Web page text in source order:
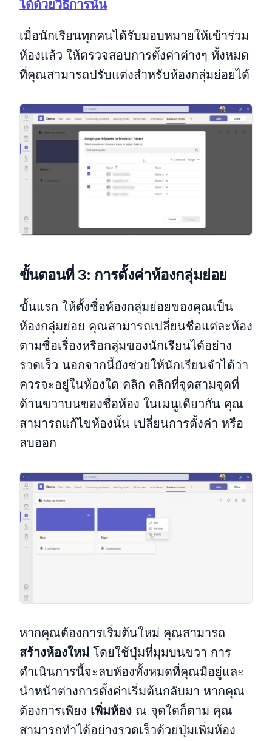
ได้ด้วยวิธีการนั้น
เมื่อนักเรียนทุกคนได้รับมอบหมายให้เข้าร่วม
ห้องแล้ว ให้ตรวจสอบการตั้งค่าต่างๆ ทั้งหมด
ที่คุณสามารถปรับแต่งสำหรับห้องกลุ่มย่อยได้
ขั้นตอนที่ 3: การตั้งค่าห้องกลุ่มย่อย
ขั้นแรก ให้ตั้งชื่อห้องกลุ่มย่อยของคุณเป็น
ห้องกลุ่มย่อย คุณสามารถเปลี่ยนชื่อแต่ละห้อง
ตามชื่อเรื่องหรือกลุ่มของนักเรียนได้อย่าง
รวดเร็ว นอกจากนี้ยังช่วยให้นักเรียนจำได้ว่า
ควรจะอยู่ในห้องใด คลิก คลิกที่จุดสามจุดที่
ด้านขวาบนของชื่อห้อง ในเมนูเดียวกัน คุณ
สามารถแก้ไขห้องนั้น เปลี่ยนการตั้งค่า หรือ
ลบออก
หากคุณต้องการเริ่มต้นใหม่ คุณสามารถ
สร้างห้องใหม่ โดยใช้ปุ่มที่มุมบนขวา การ
ดำเนินการนี้จะลบห้องทั้งหมดที่คุณมีอยู่และ
นำหน้าต่างการตั้งค่าเริ่มต้นกลับมา หากคุณ
ต้องการเพียง เพิ่มห้อง ณ จุดใดก็ตาม คุณ
สามารถทำได้อย่างรวดเร็วด้วยปุ่มเพิ่มห้อง